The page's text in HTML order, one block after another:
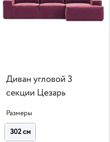
Диван угловой 3
секции Цезарь
Размеры
302 см